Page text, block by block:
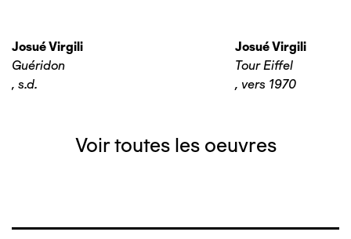
Josué Virgili
Guéridon
, s.d.
Josué Virgili
Tour Eiffel
, vers 1970
Voir toutes les oeuvres